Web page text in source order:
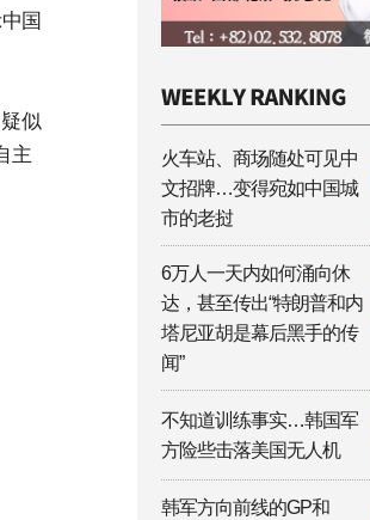
国
似
主
火车站、商场随处可见中
文招牌…变得宛如中国城
市的老挝
6万人一天内如何涌向休
达，甚至传出“特朗普和内
塔尼亚胡是幕后黑手的传
闻”
不知道训练事实…韩国军
方险些击落美国无人机
韩军方向前线的GP和